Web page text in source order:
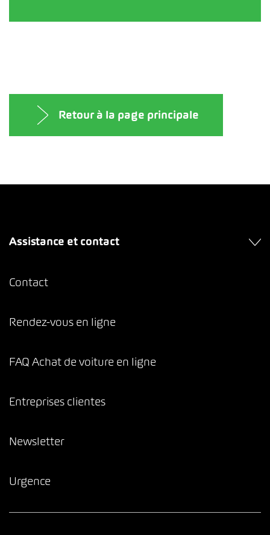
Retour à la page principale
Assistance et contact
Contact
Rendez-vous en ligne
FAQ Achat de voiture en ligne
Entreprises clientes
Newsletter
Urgence